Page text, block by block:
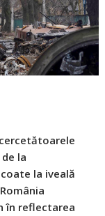
la
la iveală
în reflectarea